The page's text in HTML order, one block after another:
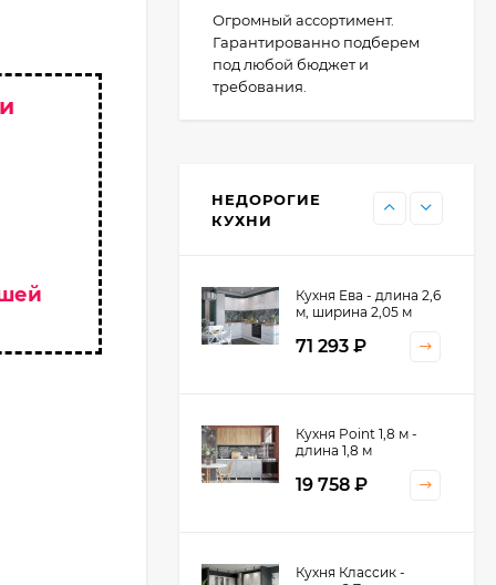
Огромный ассортимент.
Гарантированно подберем
под любой бюджет и
требования.
НЕДОРОГИЕ
КУХНИ
Кухня Point 1,2 м -
13 655₽
11 476
Кухня Ева - длина 2,6
м, ширина 2,05 м
71 293 ₽
Кухня Point 1,8 м -
длина 1,8 м
19 758 ₽
Кухня Классик -
Кухня Принцесса -
длина 2,4 м
38 767₽
Кухня Оптима - длина